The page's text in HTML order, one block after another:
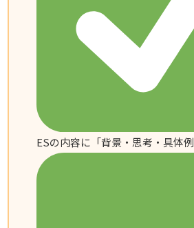
ESの内容に「背景・思考・具体